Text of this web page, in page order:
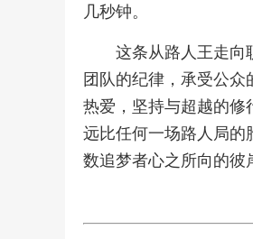
几秒钟。
这条从路人王走向
团队的纪律，承受公
热爱，坚持与超越的修
远比任何一场路人局的
数追梦者心之所向的彼